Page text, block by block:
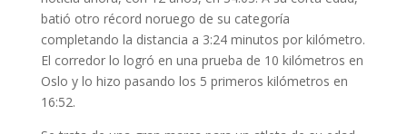
batió otro récord noruego de su categoría
completando la distancia a 3:24 minutos por kilómetro.
El corredor lo logró en una prueba de 10 kilómetros en
Oslo y lo hizo pasando los 5 primeros kilómetros en
16:52.